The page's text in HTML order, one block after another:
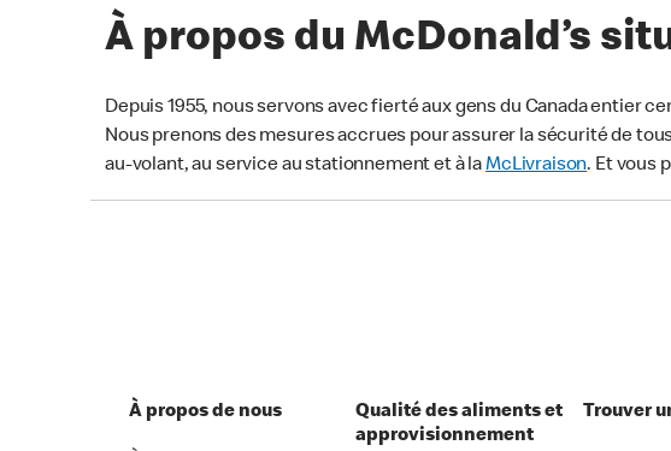
À propos du McDonald’s
Depuis 1955, nous servons avec fierté aux gens du Canada entier
Nous prenons des mesures accrues pour assurer la sécurité de
au-volant, au service au stationnement et à laMcLivraison. Et vous
À propos de nous
Qualité des aliments et
approvisionnement
Trouver